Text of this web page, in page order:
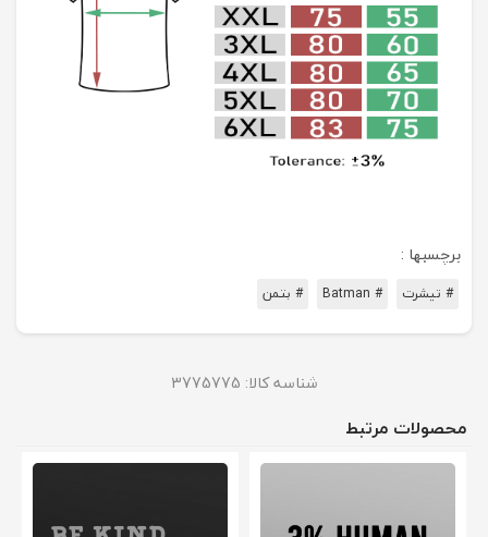
برچسبها :
# تیشرت # Batman # بتمن
شناسه کالا: 3775775
محصولات مرتبط